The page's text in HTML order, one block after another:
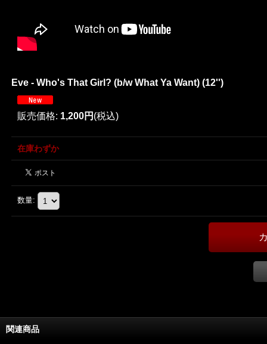
Eve - Who's That Girl? (b/w What Ya Want) (12'')
販売価格: 1,200円 (税込)
在庫わずか
数量:
関連商品